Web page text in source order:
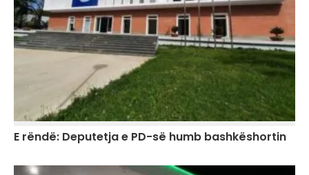
E rëndë: Deputetja e PD-së humb bashkëshortin